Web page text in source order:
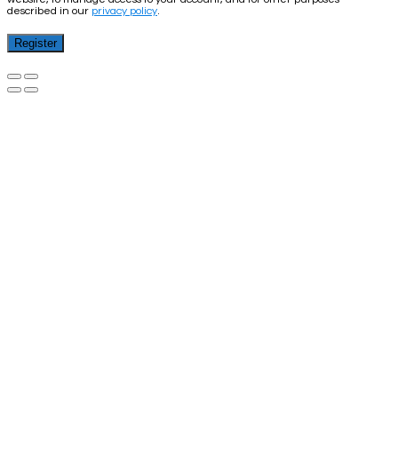
described in our privacy policy.
Register